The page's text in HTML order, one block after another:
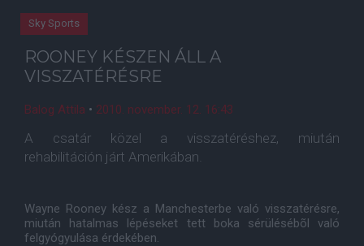
Sky Sports
ROONEY KÉSZEN ÁLL A
VISSZATÉRÉSRE
Balog Attila • 2010. november. 12. 16:43
A csatár közel a visszatéréshez, miután
rehabilitáción járt Amerikában.
Wayne Rooney kész a Manchesterbe való visszatérésre,
miután hatalmas lépéseket tett boka sérülésébõl való
felgyógyulása érdekében.